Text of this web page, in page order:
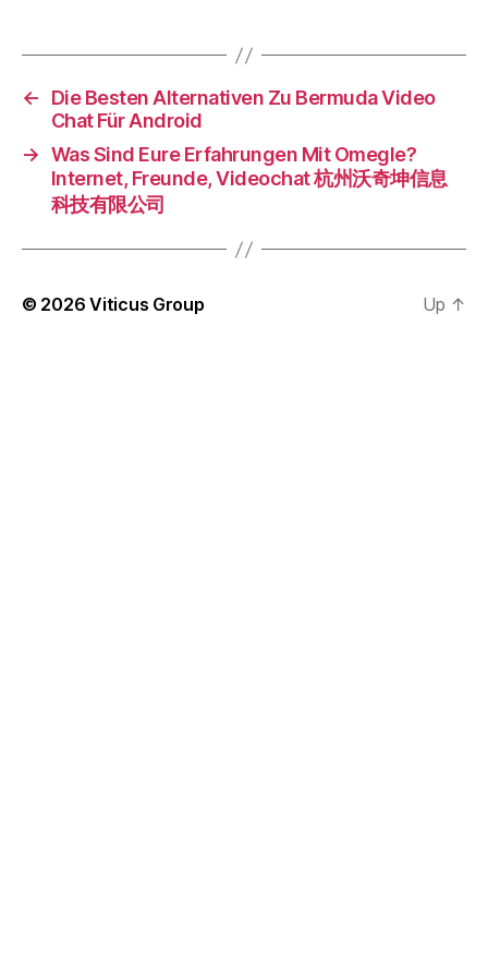
←
Die Besten Alternativen Zu Bermuda Video
Chat Für Android
→ Was Sind Eure Erfahrungen Mit Omegle?
Internet, Freunde, Videochat 杭州沃奇坤信息
科技有限公司
© 2026Viticus Group Up ↑